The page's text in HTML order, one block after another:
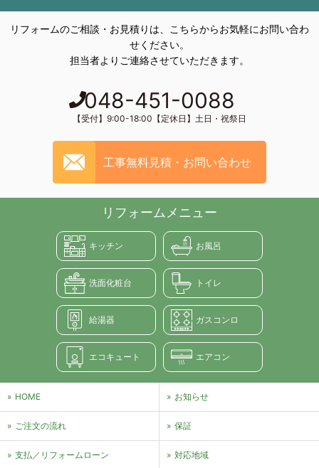
リフォームのご相談・お見積りは、こちらからお気軽にお問い合わ
せください。
担当者よりご連絡させていただきます。
048-451-0088
【受付】9:00-18:00【定休日】土日・祝祭日
工事無料見積・お問い合わせ
リフォームメニュー
キッチン お風呂
洗面化粧台 トイレ
給湯器 ガスコンロ
エコキュート エアコン
HOME お知らせ
ご注文の流れ 保証
支払／リフォームローン 対応地域